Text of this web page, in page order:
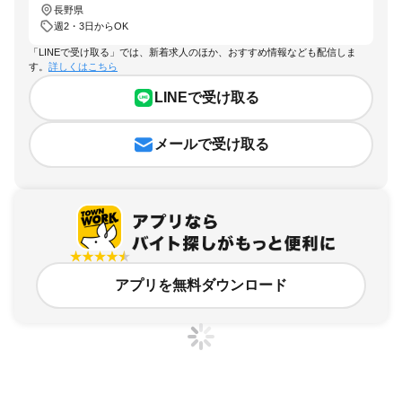
長野県
週2・3日からOK
「LINEで受け取る」では、新着求人のほか、おすすめ情報なども配信しま
す。 詳しくはこちら
LINEで受け取る
メールで受け取る
アプリを無料ダウンロード